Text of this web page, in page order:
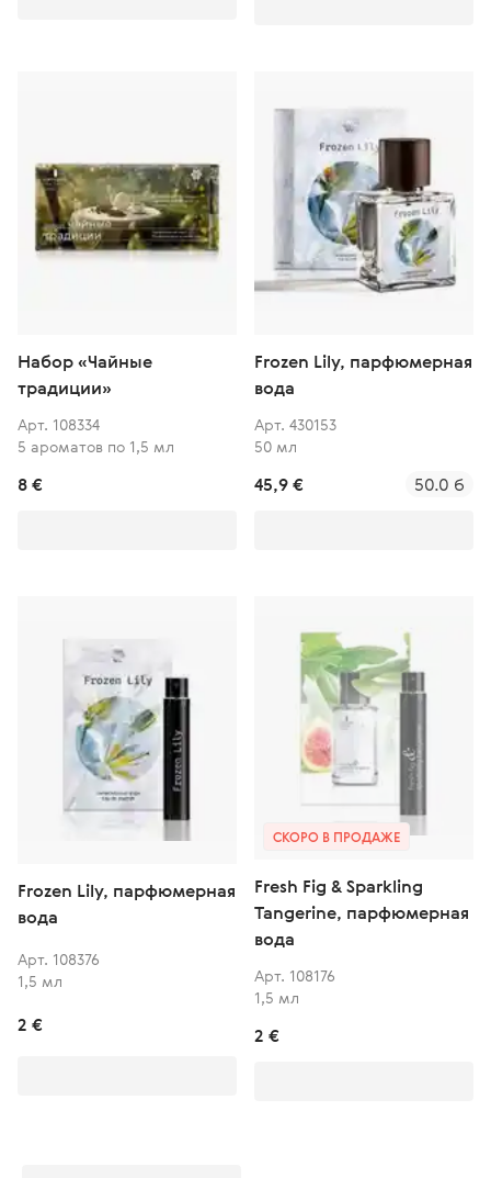
Набор «Чайные
традиции»
Арт. 108334
5 ароматов по 1,5 мл
8 €
Frozen Lily, парфюмерная
вода
Арт. 430153
50 мл
45,9 € 50.0 б
Frozen Lily, парфюмерная
вода
Арт. 108376
1,5 мл
2 €
СКОРО В ПРОДАЖЕ
Fresh Fig & Sparkling
Tangerine, парфюмерная
вода
Арт. 108176
1,5 мл
2 €